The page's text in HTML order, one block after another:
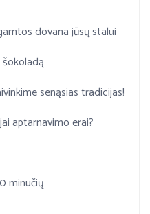
dovana jūsų stalui
senąsias tradicijas!
aptarnavimo erai?
minučių